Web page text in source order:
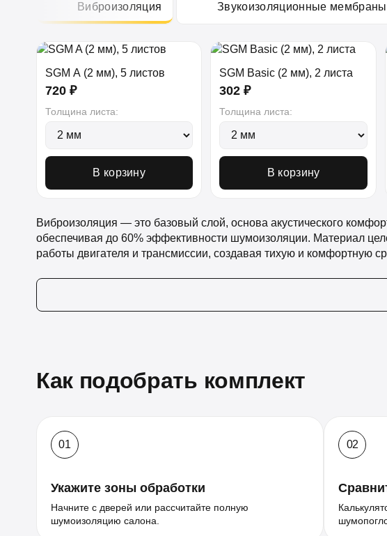
Виброизоляция Звукоизоляционные
SGM A (2 мм), 5 листов
720 ₽
Толщина листа:
В корзину
SGM Basic (2 мм), 2 листа
302 ₽
Толщина листа:
В корзину
Виброизоляция — это базовый слой, основа акустического
обеспечивая до 60% эффективности шумоизоляции. Материал
работы двигателя и трансмиссии, создавая тихую и комфортную
Как подобрать комплект
01
Укажите зоны обработки
Начните с дверей или рассчитайте полную
шумоизоляцию салона.
02